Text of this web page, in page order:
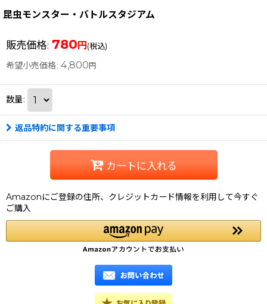
昆虫モンスター・バトルスタジアム
販売価格: 780 円 (税込)
希望小売価格: 4,800 円
数量:
返品特約に関する重要事項
カートに入れる
Amazonにご登録の住所、クレジットカード情報を利用して今すぐ
ご購入